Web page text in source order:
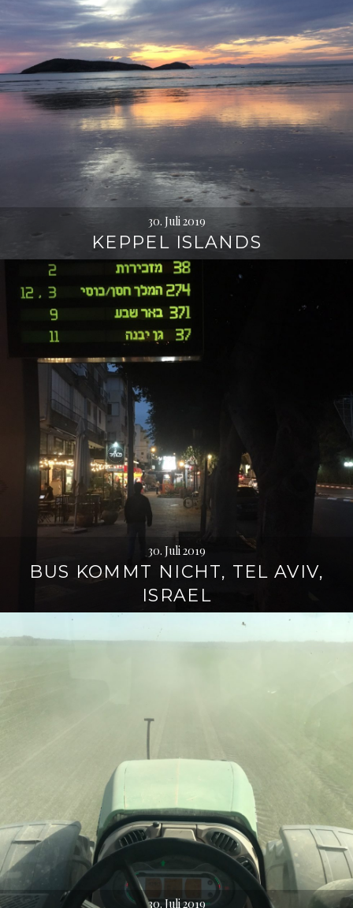
30. Juli 2019
KEPPEL ISLANDS
30. Juli 2019
BUS KOMMT NICHT, TEL AVIV,
ISRAEL
30. Juli 2019